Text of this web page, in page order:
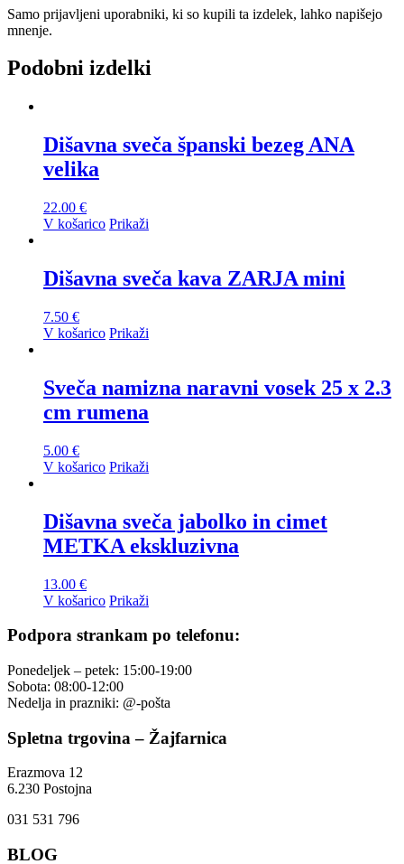
Samo prijavljeni uporabniki, ki so kupili ta izdelek, lahko napišejo
mnenje.
Podobni izdelki
Dišavna sveča španski bezeg ANA
velika
22.00 €
V košarico Prikaži
Dišavna sveča kava ZARJA mini
7.50 €
V košarico Prikaži
Sveča namizna naravni vosek 25 x 2.3
cm rumena
5.00 €
V košarico Prikaži
Dišavna sveča jabolko in cimet
METKA ekskluzivna
13.00 €
V košarico Prikaži
Podpora strankam po telefonu:
Ponedeljek – petek: 15:00-19:00
Sobota: 08:00-12:00
Nedelja in prazniki: @-pošta
Spletna trgovina – Žajfarnica
Erazmova 12
6.230 Postojna
031 531 796
BLOG